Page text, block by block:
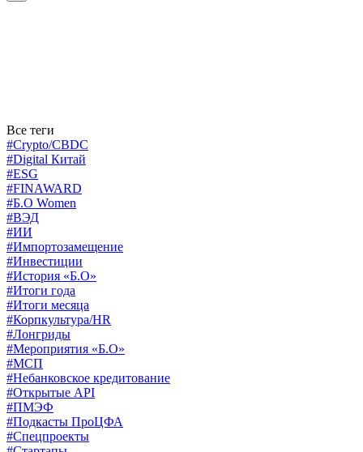
Все теги
#Crypto/CBDC
#Digital Китай
#ESG
#FINAWARD
#Б.О Women
#ВЭД
#ИИ
#Импортозамещение
#Инвестиции
#История «Б.О»
#Итоги года
#Итоги месяца
#Корпкультура/HR
#Лонгриды
#Мероприятия «Б.О»
#МСП
#Небанковское кредитование
#Открытые API
#ПМЭФ
#Подкасты ПроЦФА
#Спецпроекты